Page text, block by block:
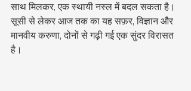
साथ मिलकर, एक स्थायी नस्ल में बदल सकता है।
सूसी से लेकर आज तक का यह सफ़र, विज्ञान और
मानवीय करुणा, दोनों से गढ़ी गई एक सुंदर विरासत
है।